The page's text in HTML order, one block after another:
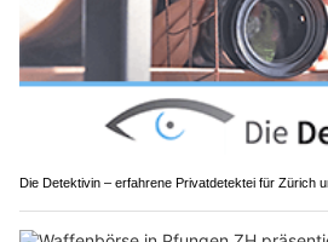
Die Detektivin – erfahrene Privatdetektei für Zürich